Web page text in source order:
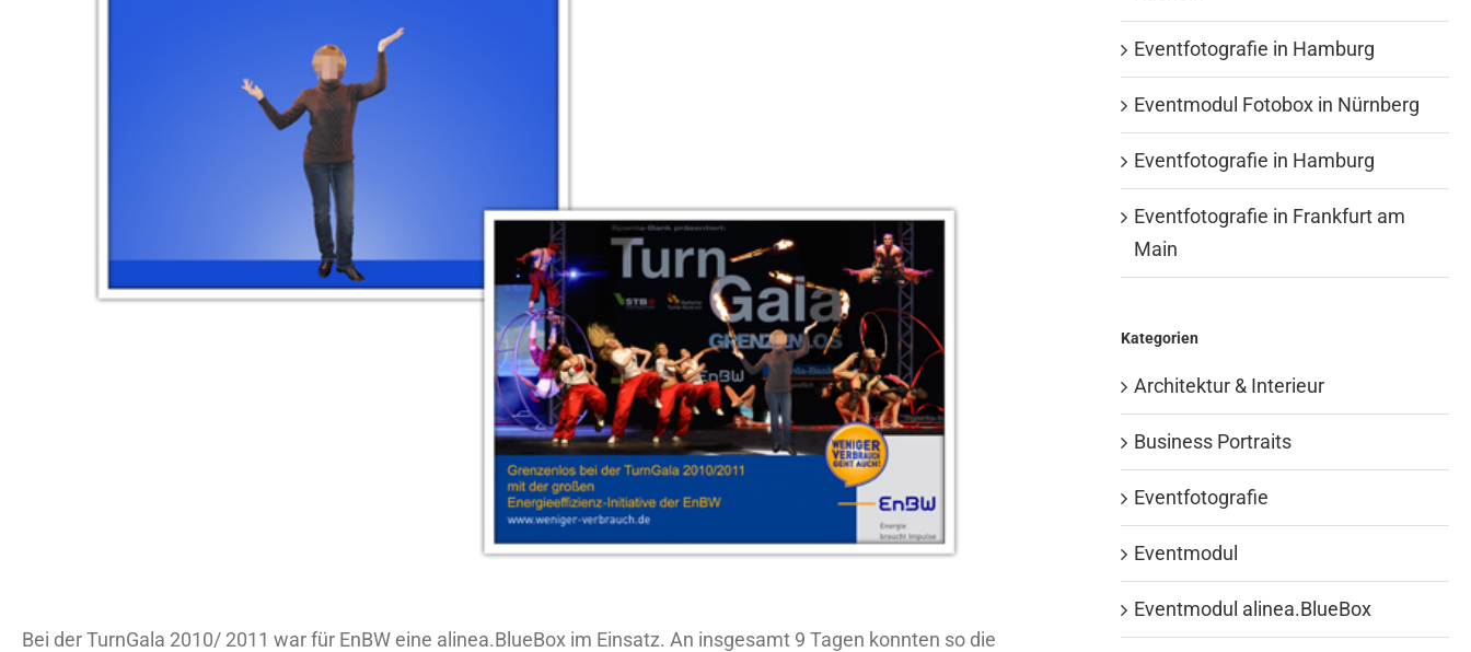
Bei der TurnGala 2010/ 2011 war für EnBW eine alinea.BlueBox im Einsatz. An insgesamt 9 Tagen konnten so die
Eventfotografie in Hamburg
Eventmodul Fotobox in Nürnberg
Eventfotografie in Hamburg
Eventfotografie in Frankfurt am
Main
Kategorien
Architektur & Interieur
Business Portraits
Eventfotografie
Eventmodul
Eventmodul alinea.BlueBox